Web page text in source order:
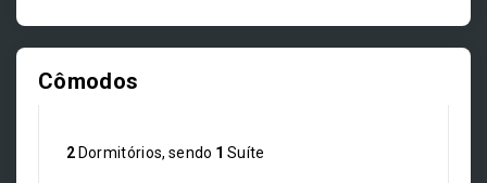
Cômodos
2 Dormitórios, sendo 1 Suíte